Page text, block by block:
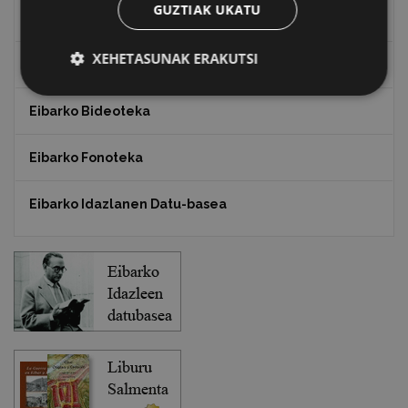
Txostenak eta dokumentuak
EXFIBAR
Eibarko Bideoteka
Eibarko Fonoteka
Eibarko Idazlanen Datu-basea
GUZTIAK UKATU
XEHETASUNAK ERAKUTSI